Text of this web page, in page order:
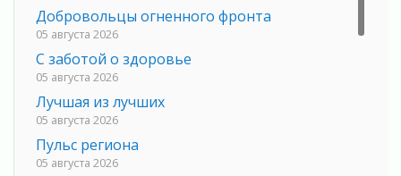
Добровольцы огненного фронта
05 августа 2026
С заботой о здоровье
05 августа 2026
Лучшая из лучших
05 августа 2026
Пульс региона
05 августа 2026